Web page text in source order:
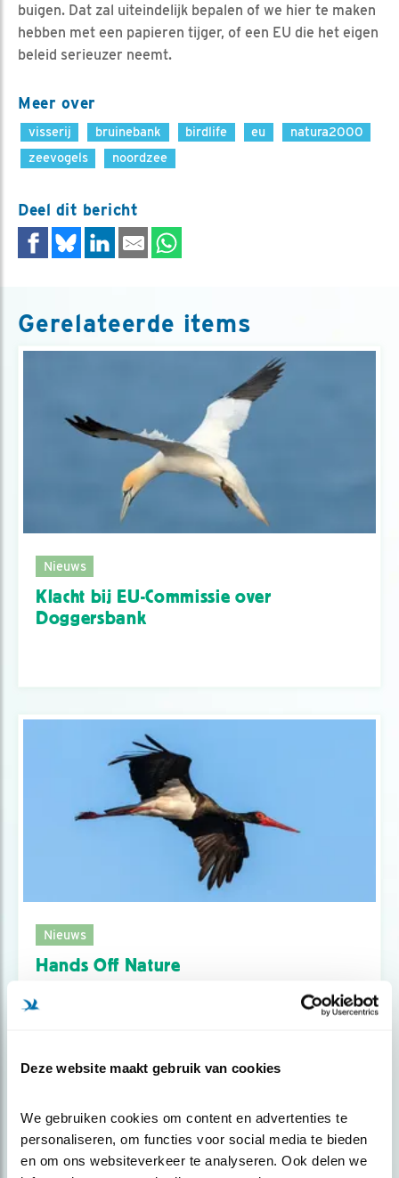
Deze website maakt gebruik van cookies
We gebruiken cookies om content en advertenties te
personaliseren, om functies voor social media te bieden
en om ons websiteverkeer te analyseren. Ook delen we
buigen. Dat zal uiteindelijk bepalen of we hier te maken
hebben met een papieren tijger, of een EU die het eigen
beleid serieuzer neemt.
Meer over
visserij bruinebank birdlife eu
natura2000
zeevogels
noordzee
Deel dit bericht
Gerelateerde items
Nieuws
Klacht bij EU-Commissie over
Doggersbank
Nieuws
Hands Off Nature